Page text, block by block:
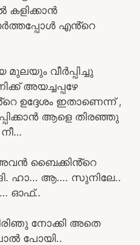
എൻ്റെ
മുലയും വീർപ്പിച്ചു
അയച്ചപ്പഴേ
ഉദ്ദേശം ഇതാണെന്ന് ,
ആളെ തിരഞ്ഞു
അവൻ ബൈക്കിൻ്റെ
ഹാ… ആ…. സുനിലേ..
ഓഫ്..
നോക്കി അതെ
പോയി..